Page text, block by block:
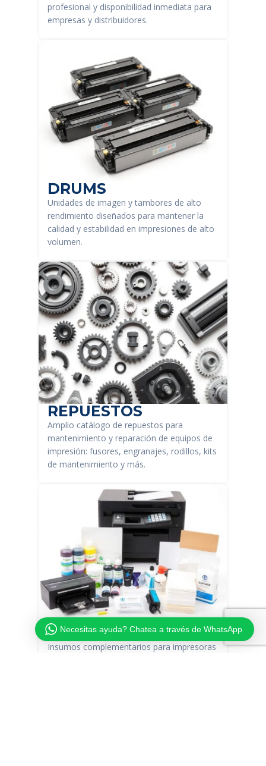
profesional y disponibilidad inmediata para
empresas y distribuidores.
DRUMS
Unidades de imagen y tambores de alto
rendimiento diseñados para mantener la
calidad y estabilidad en impresiones de alto
volumen.
REPUESTOS
Amplio catálogo de repuestos para
mantenimiento y reparación de equipos de
impresión: fusores, engranajes, rodillos, kits
de mantenimiento y más.
SUMINISTROS
Insumos complementarios para impresoras
Necesitas ayuda? Chatea a través de WhatsApp